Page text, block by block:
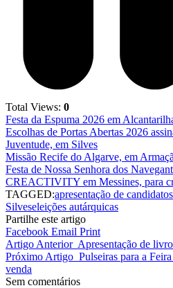
Total Views: 0
Festa da Espuma 2026 em
Escolhas de Portas Abertas 2026
Juventude, em Silves
Missão Recife do Algarve, em
Festa de Nossa Senhora dos
CREACTIVITY em Messines, para
TAGGED:apresentação de candidatos
Silveseleições autárquicas
Partilhe este artigo
Facebook Email Print
Artigo Anterior Apresentação de
Próximo Artigo Pulseiras para a
venda
Sem comentários